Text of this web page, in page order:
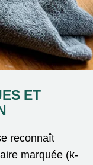
ET
reconnaît
marquée (k-